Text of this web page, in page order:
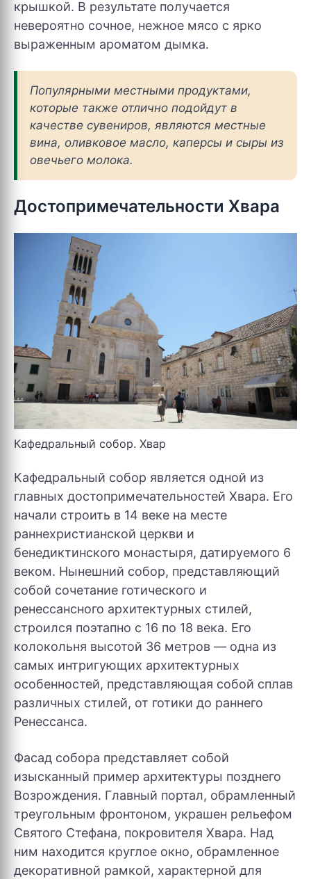
крышкой. В результате получается
невероятно сочное, нежное мясо с ярко
выраженным ароматом дымка.
Популярными местными продуктами,
которые также отлично подойдут в
качестве сувениров, являются местные
вина, оливковое масло, каперсы и сыры из
овечьего молока.
Достопримечательности Хвара
Кафедральный собор. Хвар
Кафедральный собор является одной из
главных достопримечательностей Хвара. Его
начали строить в 14 веке на месте
раннехристианской церкви и
бенедиктинского монастыря, датируемого 6
веком. Нынешний собор, представляющий
собой сочетание готического и
ренессансного архитектурных стилей,
строился поэтапно с 16 по 18 века. Его
колокольня высотой 36 метров — одна из
самых интригующих архитектурных
особенностей, представляющая собой сплав
различных стилей, от готики до раннего
Ренессанса.
Фасад собора представляет собой
изысканный пример архитектуры позднего
Возрождения. Главный портал, обрамленный
треугольным фронтоном, украшен рельефом
Святого Стефана, покровителя Хвара. Над
ним находится круглое окно, обрамленное
декоративной рамкой, характерной для